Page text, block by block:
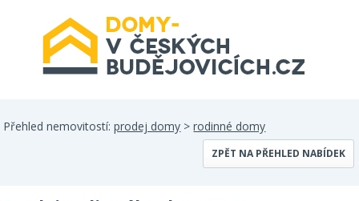
Přehled nemovitostí:prodej domy >rodinné domy
ZPĚT NA PŘEHLED NABÍDEK